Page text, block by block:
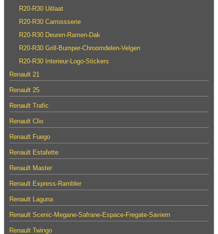
R20-R30 Uitlaat
R20-R30 Carrossserie
R20-R30 Deuren-Ramen-Dak
R20-R30 Grill-Bumper-Chroomdelen-Velgen
R20-R30 Interieur-Logo-Stickers
Renault 21
Renault 25
Renault Trafic
Renault Clio
Renault Fuego
Renault Estafette
Renault Master
Renault Express-Rambler
Renault Laguna
Renault Scenic-Megane-Safrane-Espace-Fregate-Saviem
Renault Twingo